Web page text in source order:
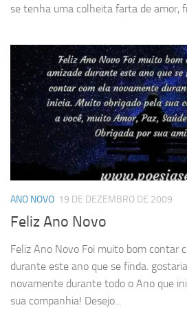
se tenha uma colheita farta de amor,
ANO NOVO 19 DE DEZEMBRO DE 2009
Feliz Ano Novo
Feliz Ano Novo Foi muito bom contar
durante este ano que se finda.
novamente durante todo o Ano que
sua companhia! Desejo...